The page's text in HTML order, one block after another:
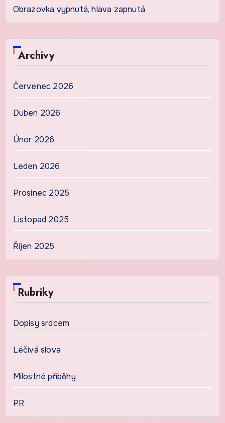
Obrazovka vypnutá, hlava zapnutá
Archivy
Červenec 2026
Duben 2026
Únor 2026
Leden 2026
Prosinec 2025
Listopad 2025
Říjen 2025
Rubriky
Dopisy srdcem
Léčivá slova
Milostné příběhy
PR